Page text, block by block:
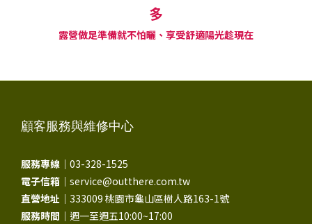
多
露營做足準備就不怕曬、享受舒適陽光趁現在
顧客服務與維修中心
服務專線｜ 03-328-1525
電子信箱｜ service@outthere.com.tw
直營地址｜ 333009 桃園市龜山區樹人路163-1號
服務時間｜ 週一至週五10:00~17:00